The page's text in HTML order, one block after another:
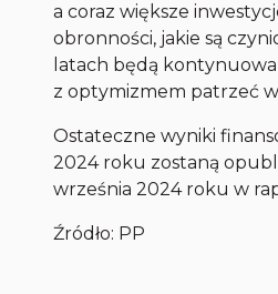
a coraz większe
obronności, jakie są
latach będą
z optymizmem patrzeć w
Ostateczne wyniki
2024 roku zostaną
września 2024 roku w
Źródło: PP